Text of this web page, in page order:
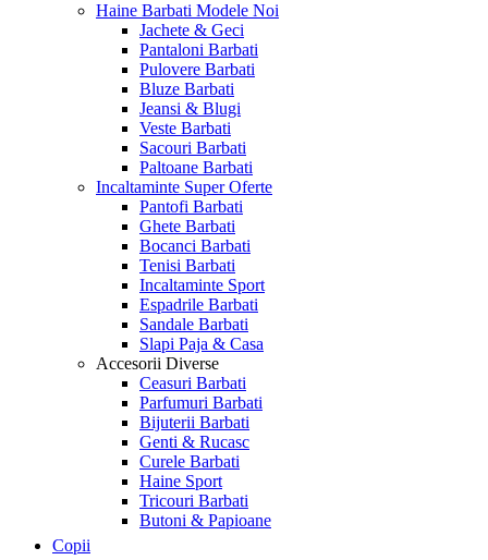
Haine Barbati Modele Noi
Jachete & Geci
Pantaloni Barbati
Pulovere Barbati
Bluze Barbati
Jeansi & Blugi
Veste Barbati
Sacouri Barbati
Paltoane Barbati
Incaltaminte Super Oferte
Pantofi Barbati
Ghete Barbati
Bocanci Barbati
Tenisi Barbati
Incaltaminte Sport
Espadrile Barbati
Sandale Barbati
Slapi Paja & Casa
Accesorii Diverse
Ceasuri Barbati
Parfumuri Barbati
Bijuterii Barbati
Genti & Rucasc
Curele Barbati
Haine Sport
Tricouri Barbati
Butoni & Papioane
Copii